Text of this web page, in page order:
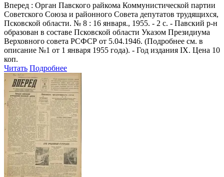
Вперед : Орган Павского райкома Коммунистической партии
Советского Союза и районного Совета депутатов трудящихся,
Псковской области. № 8 : 16 января., 1955. - 2 с. - Павский р-н
образован в составе Псковской области Указом Президиума
Верховного совета РСФСР от 5.04.1946. (Подробнее см. в
описание №1 от 1 января 1955 года). - Год издания IX. Цена 10
коп.
Читать Подробнее